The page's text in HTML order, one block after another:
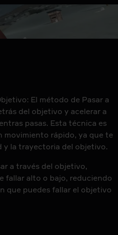
El método de Pasar a
del objetivo y acelerar a
pasas. Esta técnica es
movimiento rápido, ya que te
y la trayectoria del objetivo.
a través del objetivo,
fallar alto o bajo, reduciendo
que puedes fallar el objetivo